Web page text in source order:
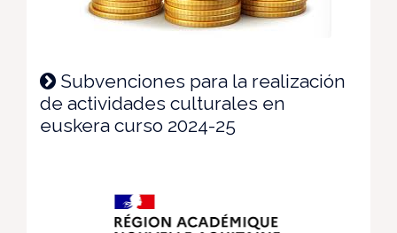
Subvenciones para la realización
de actividades culturales en
euskera curso 2024-25